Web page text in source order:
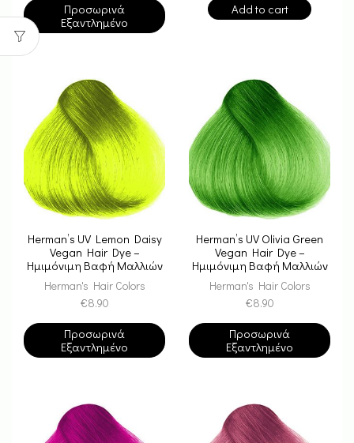
Προσωρινά
Εξαντλημένο
Add to cart
Herman’s UV Lemon Daisy
Vegan Hair Dye –
Ημιμόνιμη Βαφή Μαλλιών
Herman's Hair Colors
€8.90
Προσωρινά
Εξαντλημένο
Herman’s UV Olivia Green
Vegan Hair Dye –
Ημιμόνιμη Βαφή Μαλλιών
Herman's Hair Colors
€8.90
Προσωρινά
Εξαντλημένο